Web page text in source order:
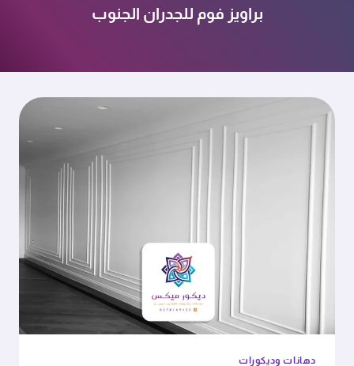
براويز فوم للجدران الجنوب
دهانات وديكورات